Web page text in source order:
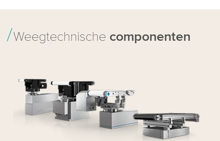
Weegtechnische componenten